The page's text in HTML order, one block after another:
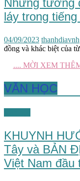
láy trong
04/09/2023 thanhdiavnh
đồng và khác biệt của
.... MỜI XEM
VĂN HỌC
KHUYNH
Tây và BẢN
Việt Nam đầu